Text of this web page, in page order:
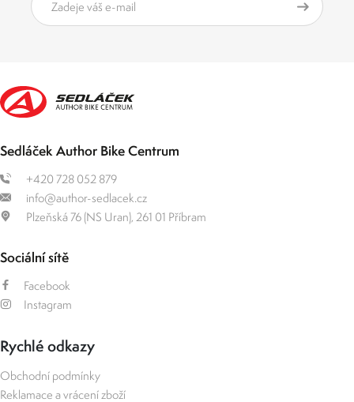
Sedláček Author Bike Centrum
+420 728 052 879
info@author-sedlacek.cz
Plzeňská 76 (NS Uran), 261 01 Příbram
Sociální sítě
Facebook
Instagram
Rychlé odkazy
Obchodní podmínky
Reklamace a vrácení zboží